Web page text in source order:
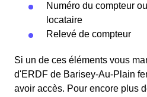
Numéro du compteur
locataire
Relevé de compteur
Si un de ces éléments vous
d'ERDF de Barisey-Au-Plain
avoir accès. Pour encore plus